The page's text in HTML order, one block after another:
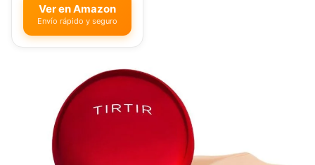
Ver en Amazon
Envío rápido y seguro